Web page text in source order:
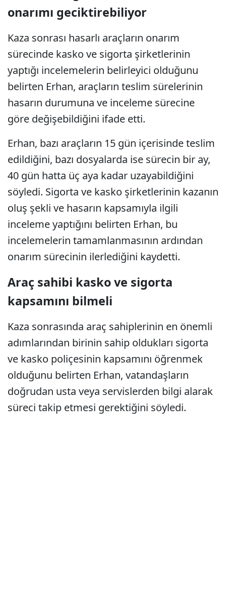
onarımı geciktirebiliyor
Kaza sonrası hasarlı araçların onarım
sürecinde kasko ve sigorta şirketlerinin
yaptığı incelemelerin belirleyici olduğunu
belirten Erhan, araçların teslim sürelerinin
hasarın durumuna ve inceleme sürecine
göre değişebildiğini ifade etti.
Erhan, bazı araçların 15 gün içerisinde teslim
edildiğini, bazı dosyalarda ise sürecin bir ay,
40 gün hatta üç aya kadar uzayabildiğini
söyledi. Sigorta ve kasko şirketlerinin kazanın
oluş şekli ve hasarın kapsamıyla ilgili
inceleme yaptığını belirten Erhan, bu
incelemelerin tamamlanmasının ardından
onarım sürecinin ilerlediğini kaydetti.
Araç sahibi kasko ve sigorta
kapsamını bilmeli
Kaza sonrasında araç sahiplerinin en önemli
adımlarından birinin sahip oldukları sigorta
ve kasko poliçesinin kapsamını öğrenmek
olduğunu belirten Erhan, vatandaşların
doğrudan usta veya servislerden bilgi alarak
süreci takip etmesi gerektiğini söyledi.